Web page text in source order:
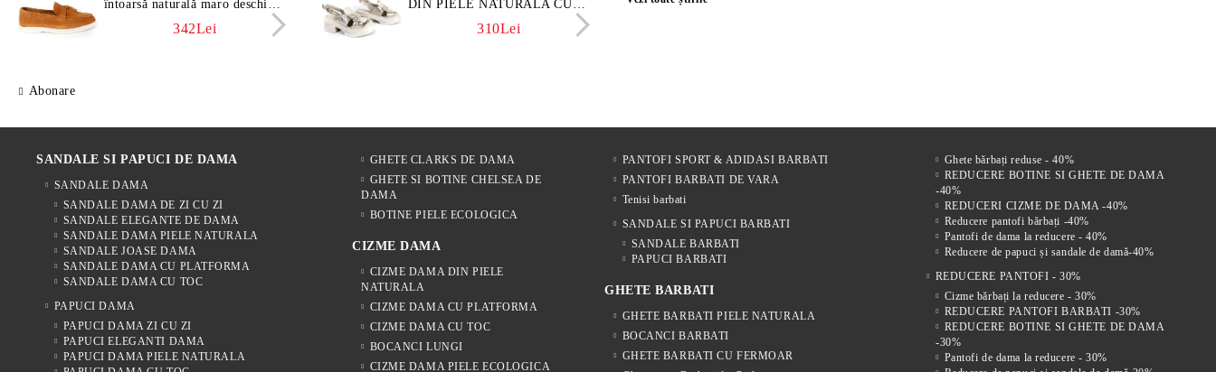
întoarsă naturală maro deschis –
342Lei
întoarsă naturală maro închis –
Vero Lume
342Lei
naturală culoare maro deschis
Abonare
DIN PIELE NATURALA CU
IMPRIMEU FLORAL -
310Lei
VARĂ ALBI DIN PIELE
SANDALE SI PAPUCI DE DAMA
SANDALE DAMA
SANDALE DAMA DE ZI CU ZI
SANDALE ELEGANTE DE DAMA
SANDALE DAMA PIELE NATURALA
SANDALE JOASE DAMA
SANDALE DAMA CU PLATFORMA
SANDALE DAMA CU TOC
PAPUCI DAMA
PAPUCI DAMA ZI CU ZI
PAPUCI ELEGANTI DAMA
PAPUCI DAMA PIELE NATURALA
GHETE CLARKS DE DAMA
GHETE SI BOTINE CHELSEA DE
DAMA
BOTINE PIELE ECOLOGICA
CIZME DAMA
CIZME DAMA DIN PIELE
NATURALA
CIZME DAMA CU PLATFORMA
CIZME DAMA CU TOC
BOCANCI LUNGI
CIZME DAMA PIELE ECOLOGICA
PANTOFI SPORT & ADIDASI BARBATI
PANTOFI BARBATI DE VARA
Tenisi barbati
SANDALE SI PAPUCI BARBATI
SANDALE BARBATI
PAPUCI BARBATI
GHETE BARBATI
GHETE BARBATI PIELE NATURALA
BOCANCI BARBATI
GHETE BARBATI CU FERMOAR
Ghete bărbați reduse - 40%
REDUCERE BOTINE SI GHETE DE DAMA
-40%
REDUCERI CIZME DE DAMA -40%
Reducere pantofi bărbați -40%
Pantofi de dama la reducere - 40%
Reducere de papuci și sandale de damă-40%
REDUCERE PANTOFI - 30%
Cizme bărbați la reducere - 30%
REDUCERE PANTOFI BARBATI -30%
REDUCERE BOTINE SI GHETE DE DAMA
-30%
Pantofi de dama la reducere - 30%